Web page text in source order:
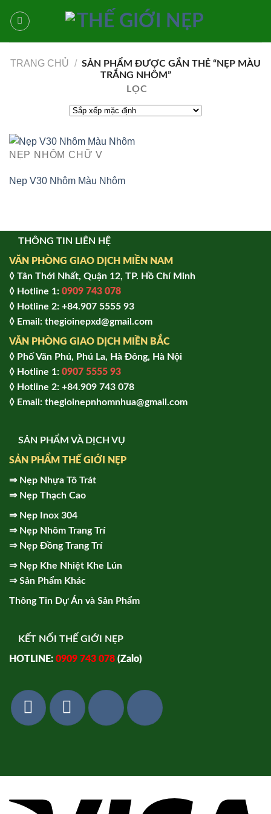
qua
TRANG CHỦ / SẢN PHẨM ĐƯỢC GẮN THẺ “NẸP MÀU
TRẮNG NHÔM”
LỌC
NẸP NHÔM CHỮ V
Nẹp V30 Nhôm Màu Nhôm
THÔNG TIN LIÊN HỆ
VĂN PHÒNG GIAO DỊCH MIỀN NAM
◊ Tân Thới Nhất, Quận 12, TP. Hồ Chí Minh
◊ Hotline 1: 0909 743 078
◊ Hotline 2: +84.907 5555 93
◊ Email: thegioinepxd@gmail.com
VĂN PHÒNG GIAO DỊCH MIỀN BẮC
◊ Phố Văn Phú, Phú La, Hà Đông, Hà Nội
◊ Hotline 1: 0907 5555 93
◊ Hot line 2: +84.909 743 078
◊ Email: thegioinepnhomnhua@gmail.com
SẢN PHẨM VÀ DỊCH VỤ
SẢN PHẨM THẾ GIỚI NẸP
⇒ Nẹp Nhựa Tô Trát
⇒ Nẹp Thạch Cao
⇒ Nẹp Inox 304
⇒ Nẹp Nhôm Trang Trí
⇒ Nẹp Đồng Trang Trí
⇒ Nẹp Khe Nhiệt Khe Lún
⇒Sản Phẩm Khác
Thông Tin Dự Án và Sản Phẩm
KẾT NỐI THẾ GIỚI NẸP
HOTLINE: 0909 743 078 (Zalo)